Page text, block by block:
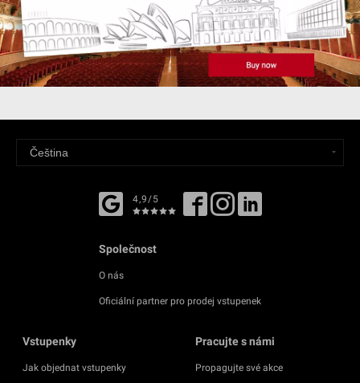
4,9/5
Společnost
O nás
Oficiální partner pro prodej vstupenek
Vstupenky
Jak objednat vstupenky
Pracujte s námi
Propagujte své akce